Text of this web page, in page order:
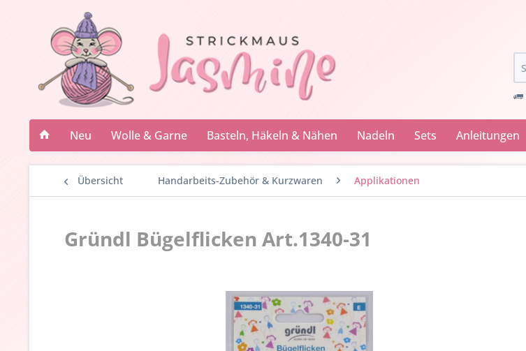
Neu Wolle & Garne Basteln, Häkeln & Nähen Nadeln Sets Anleitungen
Übersicht Handarbeits-Zubehör & Kurzwaren Applikationen
Gründl Bügelflicken Art.1340-31